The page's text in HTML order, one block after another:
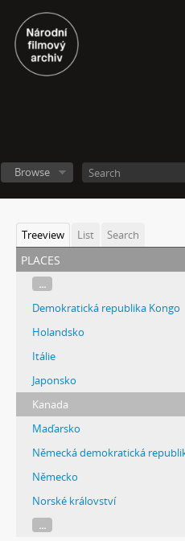
Browse
Treeview List Search
places
...
Demokratická republika Kongo
Holandsko
Itálie
Japonsko
Kanada
Maďarsko
Německá demokratická
Německo
Norské království
...